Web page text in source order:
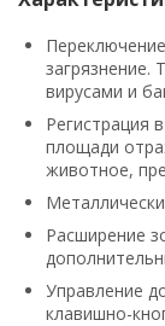
загрязнение.
вирусами и
Регистрация
площади
животное,
Расширение
Управление
клавишно-